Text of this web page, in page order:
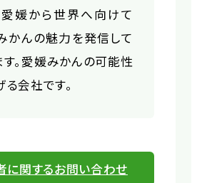
愛媛から世界へ向けて
かんの魅力を発信して
す。愛媛みかんの可能性
る会社です。
に関するお問い合わせ